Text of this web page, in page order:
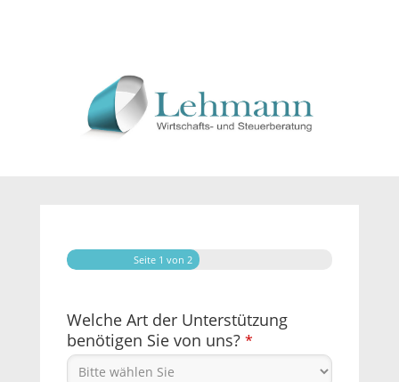
Seite 1 von 2
Welche Art der Unterstützung
benötigen Sie von uns? *